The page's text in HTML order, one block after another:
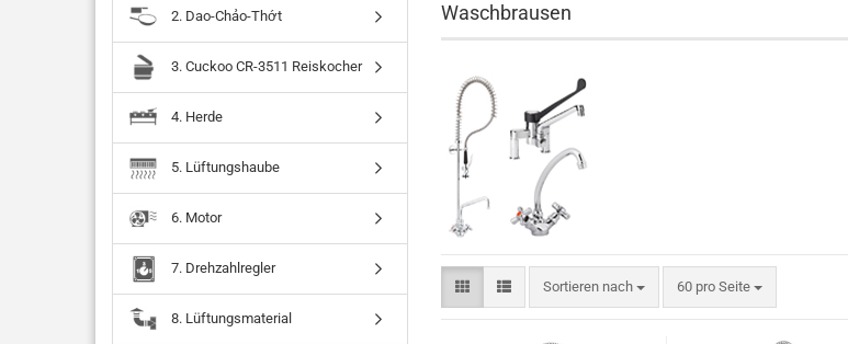
Waschbrausen
Sortieren nach 60 pro Seite
2. Dao-Chảo-Thớt
3. Cuckoo CR-3511 Reiskocher
4. Herde
5. Lüftungshaube
6. Motor
7. Drehzahlregler
8. Lüftungsmaterial